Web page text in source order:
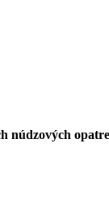
núdzových